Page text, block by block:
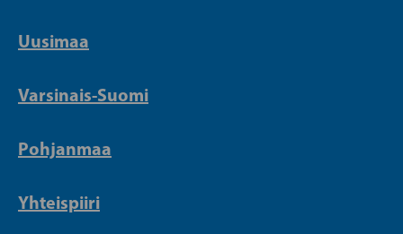
Uusimaa
Varsinais-Suomi
Pohjanmaa
Yhteispiiri